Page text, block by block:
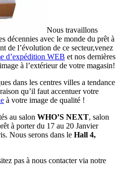
Nous travaillons
décennies avec le monde du prêt à
de l’évolution de ce secteur,venez
d’expédition WEB et nos dernières
à l’extérieur de votre magasin!
dans les centres villes a tendance
qu’il faut accentuer votre
à votre image de qualité !
au salon WHO’S NEXT, salon
à porter du 17 au 20 Janvier
Nous serons dans le Hall 4,
pas à nous contacter via notre